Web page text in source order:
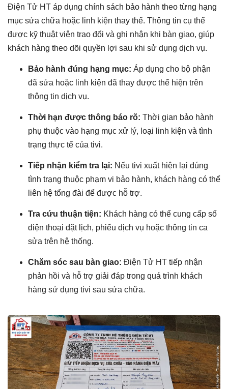
Điện Tử HT áp dụng chính sách bảo hành theo từng hạng
mục sửa chữa hoặc linh kiện thay thế. Thông tin cụ thể
được kỹ thuật viên trao đổi và ghi nhận khi bàn giao, giúp
khách hàng theo dõi quyền lợi sau khi sử dụng dịch vụ.
Bảo hành đúng hạng mục: Áp dụng cho bộ phận
đã sửa hoặc linh kiện đã thay được thể hiện trên
thông tin dịch vụ.
Thời hạn được thông báo rõ: Thời gian bảo hành
phụ thuộc vào hạng mục xử lý, loại linh kiện và tình
trạng thực tế của tivi.
Tiếp nhận kiểm tra lại: Nếu tivi xuất hiện lại đúng
tình trạng thuộc phạm vi bảo hành, khách hàng có thể
liên hệ tổng đài để được hỗ trợ.
Tra cứu thuận tiện: Khách hàng có thể cung cấp số
điện thoại đặt lịch, phiếu dịch vụ hoặc thông tin ca
sửa trên hệ thống.
Chăm sóc sau bàn giao: Điện Tử HT tiếp nhận
phản hồi và hỗ trợ giải đáp trong quá trình khách
hàng sử dụng tivi sau sửa chữa.